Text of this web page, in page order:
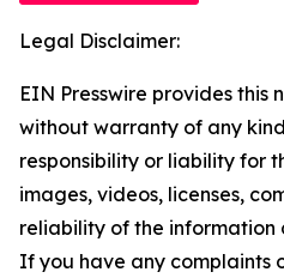
Legal Disclaimer:
EIN Presswire provides this
without warranty of any
responsibility or liability for
images, videos, licenses,
reliability of the information
If you have any complaints